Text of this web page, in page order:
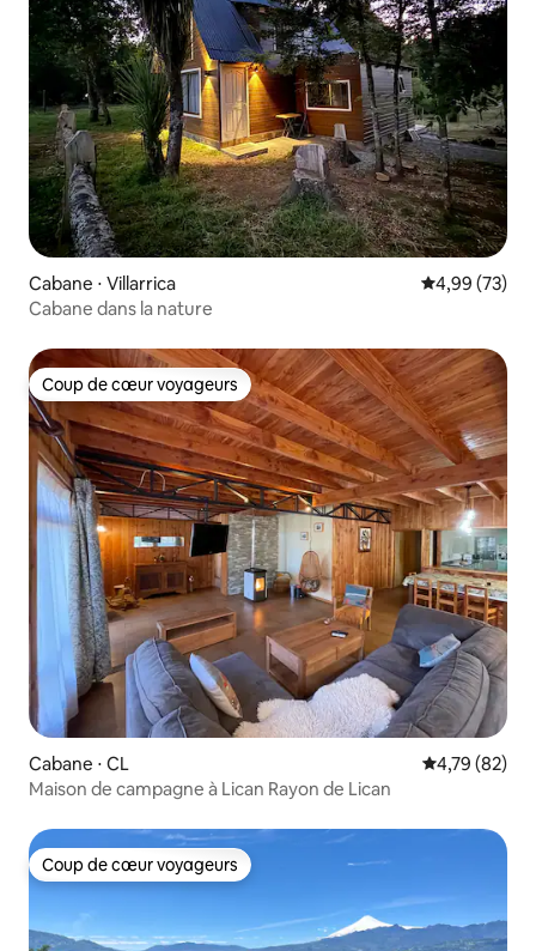
Cabane ⋅ Villarrica Évaluation
4,99 (73)
Cabane dans la nature
Coup de cœur voyageurs
Coup de cœur voyageurs
Cabane ⋅ CL Évaluation
4,79 (82)
Maison de campagne à Lican Rayon de Lican
Coup de cœur voyageurs
Coup de cœur voyageurs